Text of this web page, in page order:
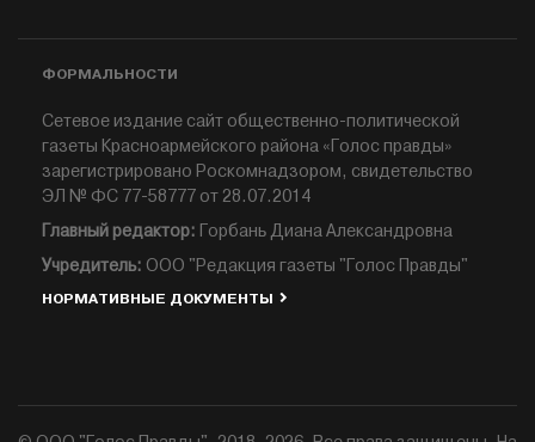
ФОРМАЛЬНОСТИ
Сетевое издание сайт общественно-политической
газеты Красноармейского района «Голос правды»
зарегистрировано Роскомнадзором, свидетельство
ЭЛ № ФС 77-58777 от 28.07.2014
Главный редактор: Горбань Диана Александровна
Учредитель: ООО "Редакция газеты "Голос Правды"
НОРМАТИВНЫЕ ДОКУМЕНТЫ